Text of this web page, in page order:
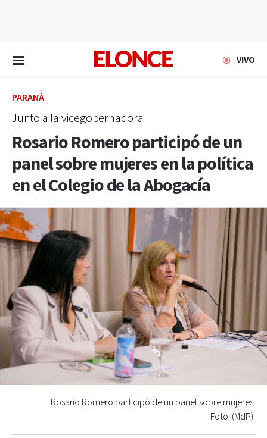
VIVO
PARANÁ
Junto a la vicegobernadora
Rosario Romero participó de un
panel sobre mujeres en la política
en el Colegio de la Abogacía
Rosario Romero participó de un panel sobre mujeres.
Foto: (MdP).